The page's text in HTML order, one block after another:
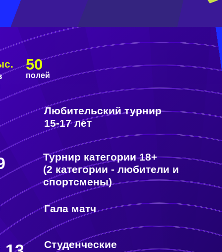
полей
50
Турнир категории 18+
(2 категории - любители и
спортсмены)
Любительский турнир
15-17 лет
Студенческие
команды
Гала матч